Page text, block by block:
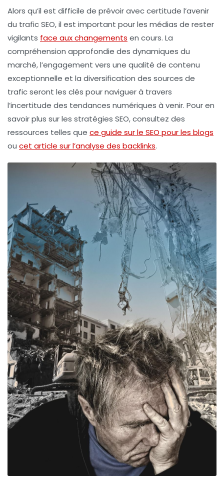
Alors qu’il est difficile de prévoir avec certitude l’avenir
du trafic SEO, il est important pour les médias de rester
vigilants face aux changements en cours. La
compréhension approfondie des dynamiques du
marché, l’engagement vers une qualité de contenu
exceptionnelle et la diversification des sources de
trafic seront les clés pour naviguer à travers
l’incertitude des tendances numériques à venir. Pour en
savoir plus sur les stratégies SEO, consultez des
ressources telles que ce guide sur le SEO pour les blogs
ou cet article sur l’analyse des backlinks.